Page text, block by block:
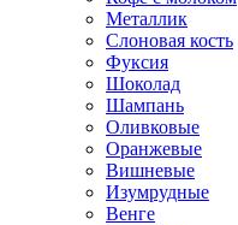
Металлик
Слоновая кость
Фуксия
Шоколад
Шампань
Оливковые
Оранжевые
Вишневые
Изумрудные
Венге